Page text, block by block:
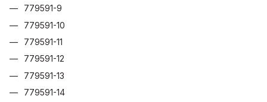
779591-9
779591-10
779591-11
779591-12
779591-13
779591-14